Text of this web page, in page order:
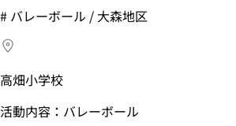
# バレーボール / 大森地区
高畑小学校
活動内容：バレーボール